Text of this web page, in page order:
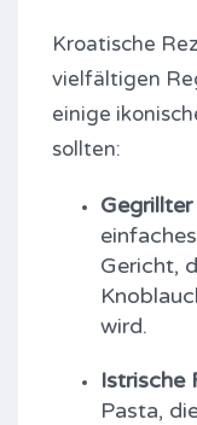
Kroatische
vielfältigen
einige
sollten:
Gericht,
wird.
Istrische
Pasta,